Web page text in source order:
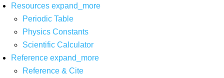
Resources expand_more
Periodic Table
Physics Constants
Scientific Calculator
Reference expand_more
Reference & Cite